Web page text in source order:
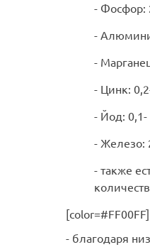
- Фосфор:
-
-
- Цинк:
- Йод: 0,1-
- Железо:
- также
- благодаря